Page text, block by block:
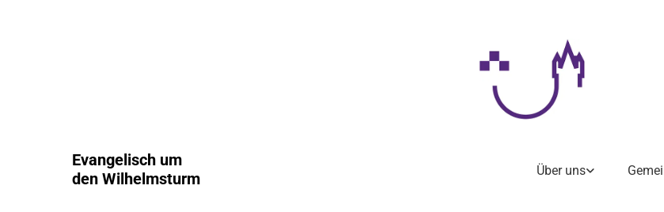
Evangelisch um
den Wilhelmsturm
Über uns